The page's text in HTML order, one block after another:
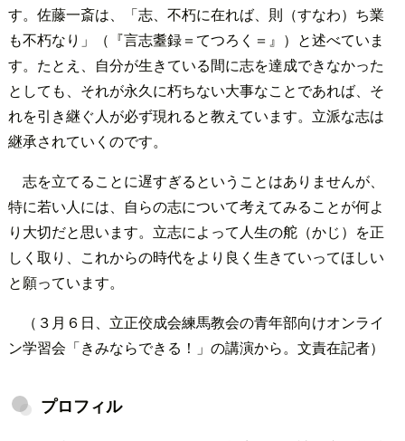
す。佐藤一斎は、「志、不朽に在れば、則（すなわ）ち業
も不朽なり」（『言志耋録＝てつろく＝』）と述べていま
す。たとえ、自分が生きている間に志を達成できなかった
としても、それが永久に朽ちない大事なことであれば、そ
れを引き継ぐ人が必ず現れると教えています。立派な志は
継承されていくのです。
志を立てることに遅すぎるということはありませんが、
特に若い人には、自らの志について考えてみることが何よ
り大切だと思います。立志によって人生の舵（かじ）を正
しく取り、これからの時代をより良く生きていってほしい
と願っています。
（３月６日、立正佼成会練馬教会の青年部向けオンライ
ン学習会「きみならできる！」の講演から。文責在記者）
プロフィル